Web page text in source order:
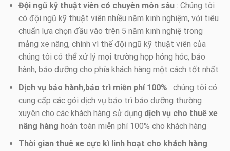
Đội ngũ kỹ thuật viên có chuyên môn sâu: Chúng tôi
có đội ngũ kỹ thuật viên nhiều năm kinh nghiệm, với tiêu
chuẩn lựa chọn đầu vào trên 5 năm kinh nghiệ trong
mảng xe nâng, chính vì thế đội ngũ kỹ thuật viên của
chúng tôi có thể xử lý mọi trường họp hỏng hóc, bảo
hành, bảo dưỡng cho phía khách hàng một cách tốt nhất
Dịch vụ bảo hành,bảo trì miễn phí 100% : chúng tôi có
cung cấp các gói dịch vụ bảo trì bảo dưỡng thường
xuyên cho các khách hàng sử dụng dịch vụ cho thuê xe
nâng hàng hoàn toàn miễn phí 100% cho khách hàng
Thời gian thuê xe cực kì linh hoạt cho khách hàng :